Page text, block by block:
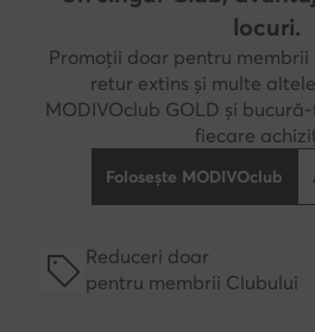
locuri.
Promoții doar pentru membrii
retur extins și multe
MODIVOclub GOLD și
fiecare
Folosește MODIVOclub
Reduceri doar
pentru membrii Clubului